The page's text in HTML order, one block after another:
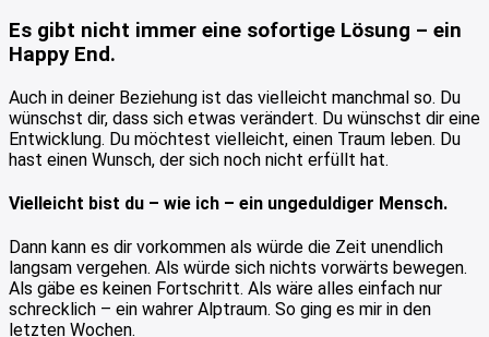
Es gibt nicht immer eine sofortige Lösung – ein
Happy End.
Auch in deiner Beziehung ist das vielleicht manchmal so. Du
wünschst dir, dass sich etwas verändert. Du wünschst dir eine
Entwicklung. Du möchtest vielleicht, einen Traum leben. Du
hast einen Wunsch, der sich noch nicht erfüllt hat.
Vielleicht bist du – wie ich – ein ungeduldiger Mensch.
Dann kann es dir vorkommen als würde die Zeit unendlich
langsam vergehen. Als würde sich nichts vorwärts bewegen.
Als gäbe es keinen Fortschritt. Als wäre alles einfach nur
schrecklich – ein wahrer Alptraum. So ging es mir in den
letzten Wochen.